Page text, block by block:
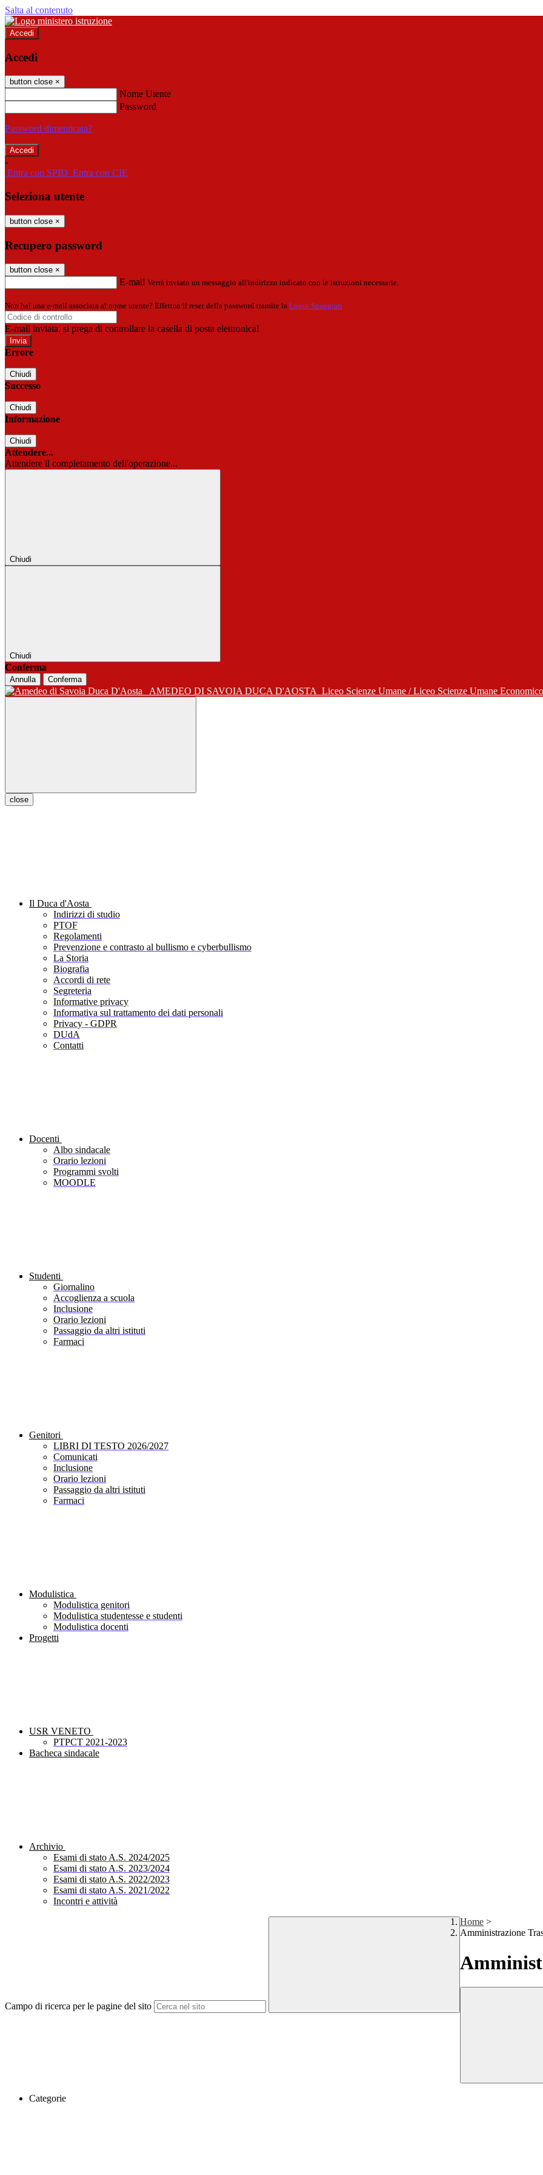
Salta al contenuto
Accedi
Accedi
button close ×
Nome Utente
Password
Password dimenticata?
-
Entra con SPID Entra con CIE
Seleziona utente
button close ×
Recupero password
button close ×
E-mail Verrà inviato un messaggio all'indirizzo indicato con le istruzioni necessarie.
Non hai una e-mail associata al nome utente? Effettua il reset della password tramite la Login Spaggiari
E-mail inviata, si prega di controllare la casella di posta elettronica!
Errore
Chiudi
Successo
Chiudi
Informazione
Chiudi
Attendere...
Attendere il completamento dell'operazione...
Chiudi
Chiudi
Conferma
Annulla Conferma
AMEDEO DI SAVOIA DUCA D'AOSTA Liceo Scienze Umane / Liceo Scienze Umane
close
Il Duca d'Aosta
Indirizzi di studio
PTOF
Regolamenti
Prevenzione e contrasto al bullismo e cyberbullismo
La Storia
Biografia
Accordi di rete
Segreteria
Informative privacy
Informativa sul trattamento dei dati personali
Privacy - GDPR
DUdA
Contatti
Docenti
Albo sindacale
Orario lezioni
Programmi svolti
MOODLE
Studenti
Giornalino
Accoglienza a scuola
Inclusione
Orario lezioni
Passaggio da altri istituti
Farmaci
Genitori
LIBRI DI TESTO 2026/2027
Comunicati
Inclusione
Orario lezioni
Passaggio da altri istituti
Farmaci
Modulistica
Modulistica genitori
Modulistica studentesse e studenti
Modulistica docenti
Progetti
USR VENETO
PTPCT 2021-2023
Bacheca sindacale
Archivio
Esami di stato A.S. 2024/2025
Esami di stato A.S. 2023/2024
Esami di stato A.S. 2022/2023
Esami di stato A.S. 2021/2022
Incontri e attività
Campo di ricerca per le pagine del sito
Home >
Amministrazione
Categorie